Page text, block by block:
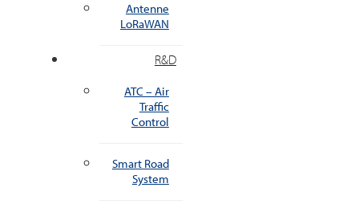
Antenne
LoRaWAN
R&D
ATC – Air
Traffic
Control
Smart Road
System